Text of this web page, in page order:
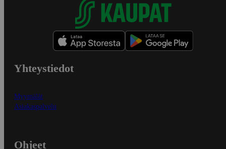
Yhteystiedot
Myymälät
Asiakaspalvelu
Ohjeet